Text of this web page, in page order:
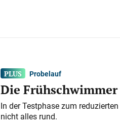
Probelauf
Die
In der Testphase zum
nicht alles rund.